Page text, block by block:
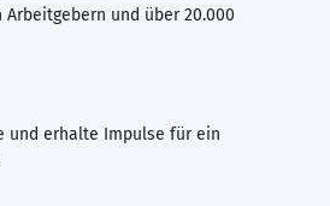
Arbeitgebern und über 20.000
und erhalte Impulse für ein